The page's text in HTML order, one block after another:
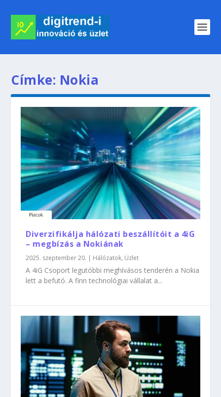
Címke: Nokia
Diverzifikálja hálózati beszállítóit a 4iG
– megbízás a Nokiának
2025. szeptember 20. | Hálózatok, Üzlet
A 4iG Csoport legutóbbi meghívásos tenderén a Nokia
lett a befutó. A finn technológiai vállalat a...